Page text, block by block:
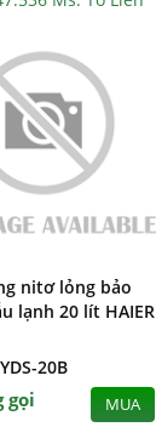
nitơ lỏng bảo
lạnh 20 lít HAIER
20B
gọi MUA